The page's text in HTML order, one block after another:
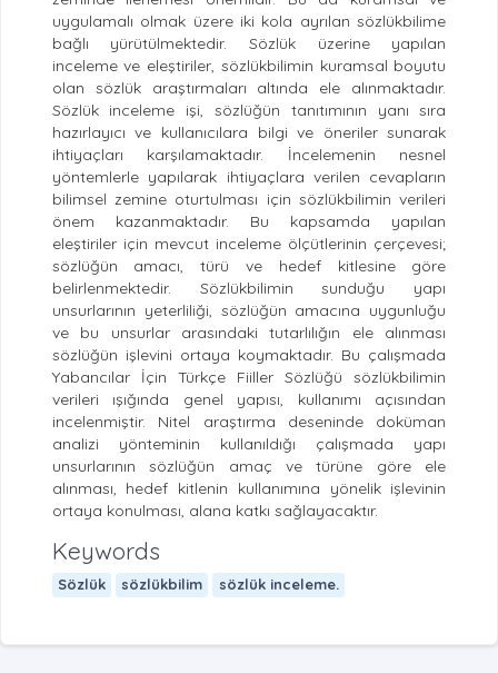
uygulamalı olmak üzere iki kola ayrılan sözlükbilime
bağlı yürütülmektedir. Sözlük üzerine yapılan
inceleme ve eleştiriler, sözlükbilimin kuramsal boyutu
olan sözlük araştırmaları altında ele alınmaktadır.
Sözlük inceleme işi, sözlüğün tanıtımının yanı sıra
hazırlayıcı ve kullanıcılara bilgi ve öneriler sunarak
ihtiyaçları karşılamaktadır. İncelemenin nesnel
yöntemlerle yapılarak ihtiyaçlara verilen cevapların
bilimsel zemine oturtulması için sözlükbilimin verileri
önem kazanmaktadır. Bu kapsamda yapılan
eleştiriler için mevcut inceleme ölçütlerinin çerçevesi;
sözlüğün amacı, türü ve hedef kitlesine göre
belirlenmektedir. Sözlükbilimin sunduğu yapı
unsurlarının yeterliliği, sözlüğün amacına uygunluğu
ve bu unsurlar arasındaki tutarlılığın ele alınması
sözlüğün işlevini ortaya koymaktadır. Bu çalışmada
Yabancılar İçin Türkçe Fiiller Sözlüğü sözlükbilimin
verileri ışığında genel yapısı, kullanımı açısından
incelenmiştir. Nitel araştırma deseninde doküman
analizi yönteminin kullanıldığı çalışmada yapı
unsurlarının sözlüğün amaç ve türüne göre ele
alınması, hedef kitlenin kullanımına yönelik işlevinin
ortaya konulması, alana katkı sağlayacaktır.
Keywords
Sözlük sözlükbilim sözlük inceleme.